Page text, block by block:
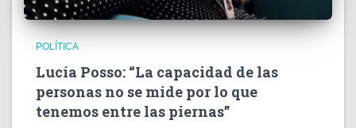
POLÍTICA
Lucía Posso: “La capacidad de las
personas no se mide por lo que
tenemos entre las piernas”